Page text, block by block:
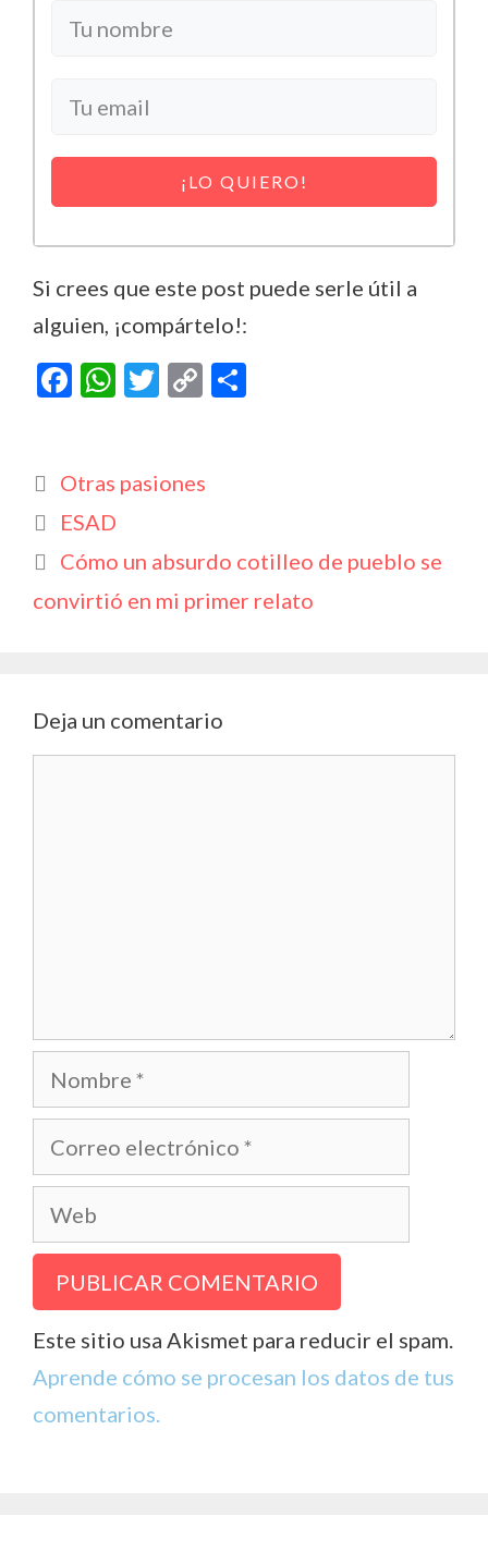
¡LO QUIERO!
Si crees que este post puede serle útil a
alguien, ¡compártelo!:
F
b
o
o
k
W
s
p
p
T
er
C
y
n
k
ti
r
Categorías
Otras pasiones
Etiquetas
ESAD
Cómo un absurdo cotilleo de pueblo se
convirtió en mi primer relato
Deja un comentario
Nombre
Correo
electrónico
Web
Este sitio usa Akismet para reducir el spam.
Aprende cómo se procesan los datos de tus
comentarios.